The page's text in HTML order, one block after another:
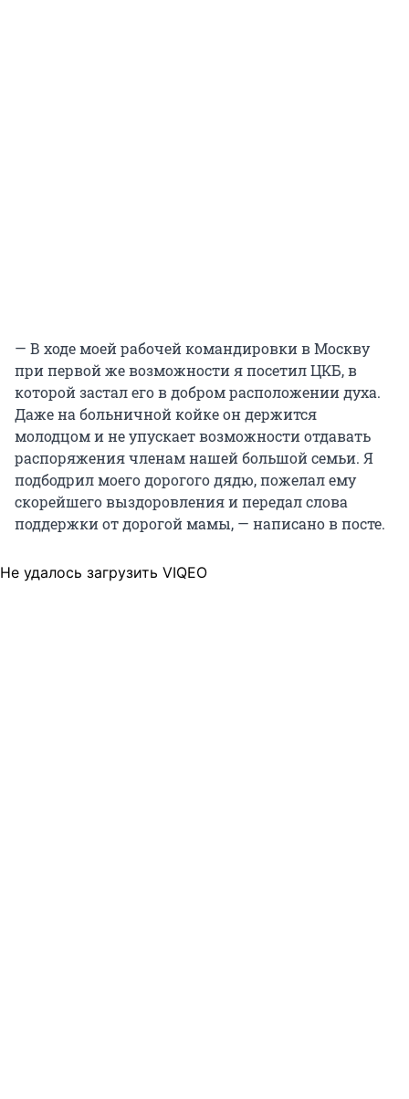
— В ходе моей рабочей командировки в Москву
при первой же возможности я посетил ЦКБ, в
которой застал его в добром расположении духа.
Даже на больничной койке он держится
молодцом и не упускает возможности отдавать
распоряжения членам нашей большой семьи. Я
подбодрил моего дорогого дядю, пожелал ему
скорейшего выздоровления и передал слова
поддержки от дорогой мамы, — написано в посте.
Не удалось загрузить VIQEO